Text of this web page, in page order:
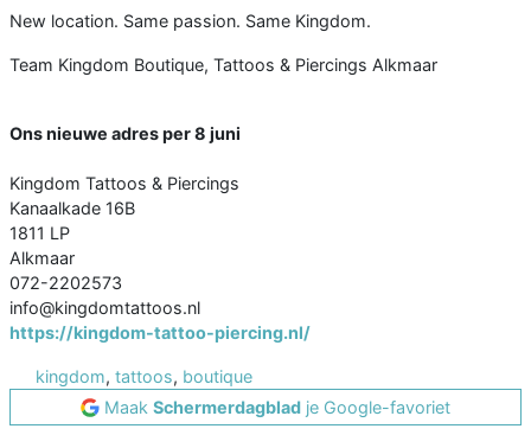
New location. Same passion. Same Kingdom.
Team Kingdom Boutique, Tattoos & Piercings Alkmaar
Ons nieuwe adres per 8 juni
Kingdom Tattoos & Piercings
Kanaalkade 16B
1811 LP
Alkmaar
072-2202573
info@kingdomtattoos.nl
https://kingdom-tattoo-piercing.nl/
kingdom, tattoos, boutique
Maak Schermerdagblad je Google-favoriet